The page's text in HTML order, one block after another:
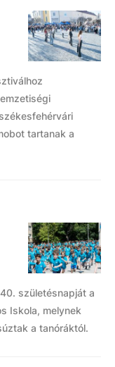
tartanak a
születésnapját a
Iskola, melynek
a tanóráktól.